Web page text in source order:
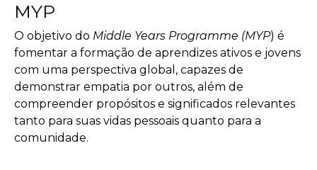
MYP
O objetivo do Middle Years Programme (MYP) é
fomentar a formação de aprendizes ativos e jovens
com uma perspectiva global, capazes de
demonstrar empatia por outros, além de
compreender propósitos e significados relevantes
tanto para suas vidas pessoais quanto para a
comunidade.